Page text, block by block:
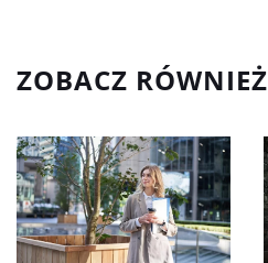
ZOBACZ RÓWNIEŻ